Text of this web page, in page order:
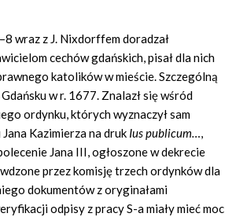
wraz z J. Nixdorffem doradzał
cechów gdańskich, pisał dla nich
katolików w mieście. Szczególną
w r. 1677. Znalazł się wśród
ordynku, których wyznaczył sam
Kazimierza na druk Ius publicum…,
Jana III, ogłoszone w dekrecie
przez komisję trzech ordynków dla
dokumentów z oryginałami
odpisy z pracy S-a miały mieć moc